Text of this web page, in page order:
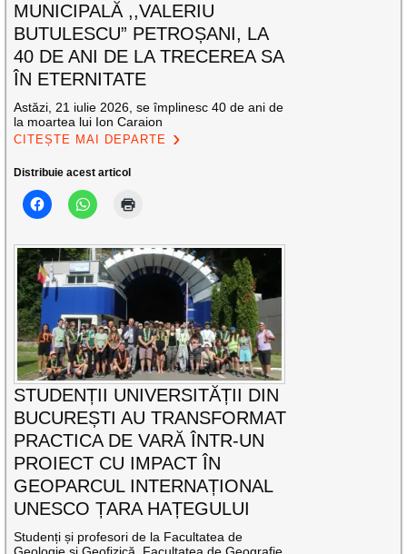
MUNICIPALĂ ,,VALERIU
BUTULESCU” PETROȘANI, LA
40 DE ANI DE LA TRECEREA SA
ÎN ETERNITATE
Astăzi, 21 iulie 2026, se împlinesc 40 de ani de
la moartea lui Ion Caraion
CITEȘTE MAI DEPARTE
Distribuie acest articol
STUDENȚII UNIVERSITĂȚII DIN
BUCUREȘTI AU TRANSFORMAT
PRACTICA DE VARĂ ÎNTR-UN
PROIECT CU IMPACT ÎN
GEOPARCUL INTERNAȚIONAL
UNESCO ȚARA HAȚEGULUI
Studenți și profesori de la Facultatea de